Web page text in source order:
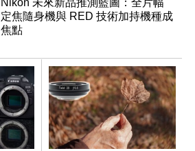
Nikon 未來新品推測藍圖：全片幅
定焦隨身機與 RED 技術加持機種成
焦點